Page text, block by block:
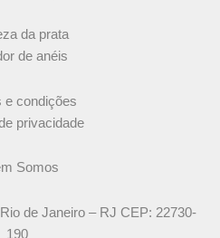
da prata
de anéis
e condições
privacidade
Somos
de Janeiro – RJ CEP: 22730-
190